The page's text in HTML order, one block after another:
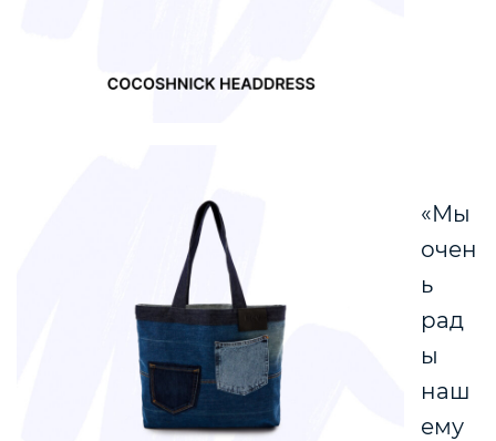
«Мы
очен
ь
рад
ы
наш
ему